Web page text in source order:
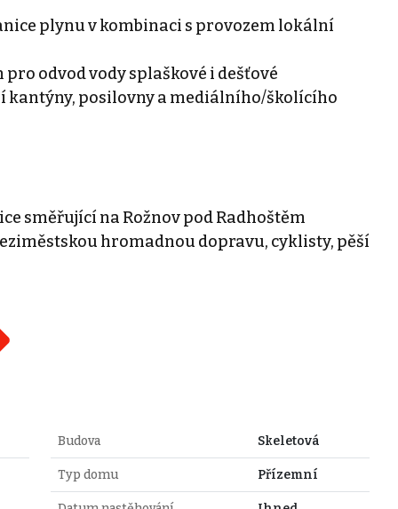
plynu v kombinaci s provozem lokální
odvod vody splaškové i dešťové
kantýny, posilovny a mediálního/školícího
směřující na Rožnov pod Radhoštěm
hromadnou dopravu, cyklisty, pěší
Budova Skeletová
Typ domu Přízemní